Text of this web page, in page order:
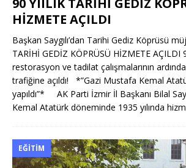
HİZMETE AÇILDI
Başkan Saygılı’dan Tarihi Gediz Köprüsü
TARİHİ GEDİZ KÖPRÜSÜ HİZMETE AÇILDI
restorasyon ve tadilat çalışmalarının
trafiğine açıldı! *”Gazi Mustafa Kemal
yapıldı”* AK Parti İzmir İl Başkanı Bilal
Kemal Atatürk döneminde 1935 yılında
EĞITIM